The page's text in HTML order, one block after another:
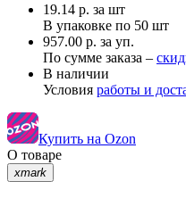
19.14 р. за шт
В упаковке по 50 шт
957.00 р. за уп.
По сумме заказа –
В наличии
Условия работы и
Купить на Ozon
О товаре
xmark